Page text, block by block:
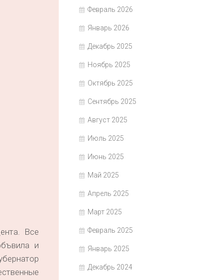
Все
и
Февраль 2026
Январь 2026
Декабрь 2025
Ноябрь 2025
Октябрь 2025
Сентябрь 2025
Август 2025
Июль 2025
Июнь 2025
Май 2025
Апрель 2025
Март 2025
Февраль 2025
Январь 2025
Декабрь 2024